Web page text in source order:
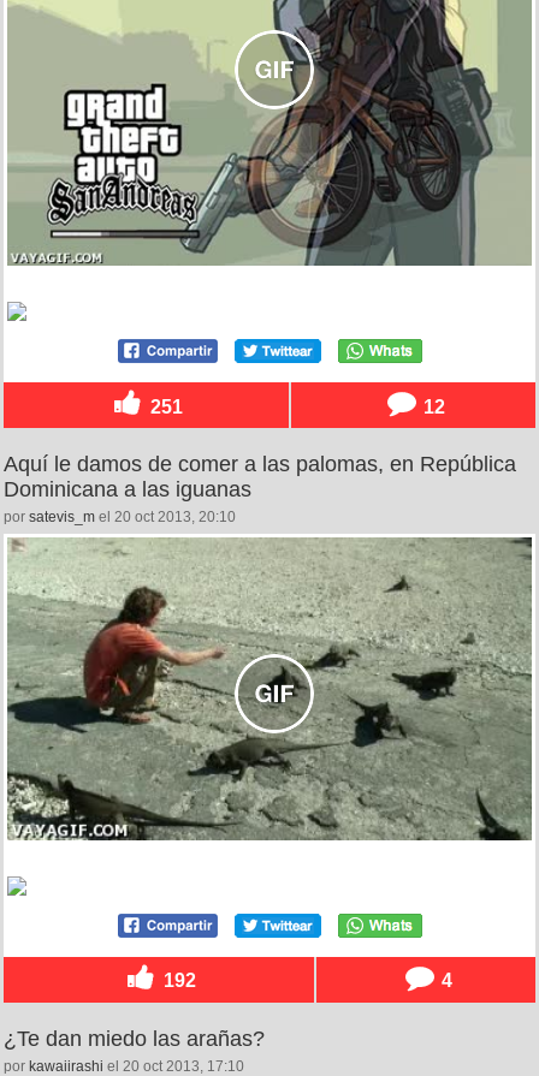
251 12
Aquí le damos de comer a las palomas, en República
Dominicana a las iguanas
por satevis_m el 20 oct 2013, 20:10
192 4
¿Te dan miedo las arañas?
por kawaiirashi el 20 oct 2013, 17:10